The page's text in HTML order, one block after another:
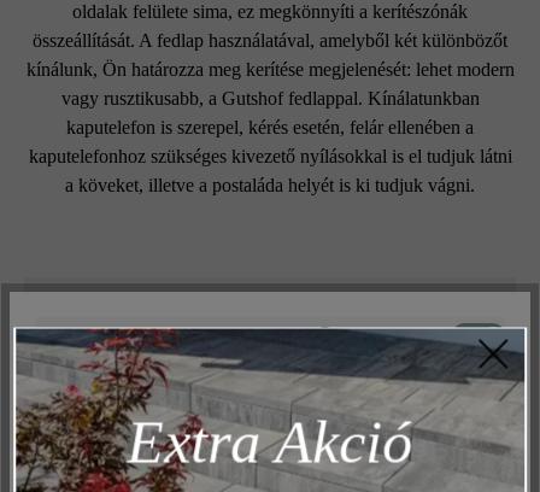
oldalak felülete sima, ez megkönnyíti a kerítészónák
összeállítását. A fedlap használatával, amelyből két különbözőt
kínálunk, Ön határozza meg kerítése megjelenését: lehet modern
vagy rusztikusabb, a Gutshof fedlappal. Kínálatunkban
kaputelefon is szerepel, kérés esetén, felár ellenében a
kaputelefonhoz szükséges kivezető nyílásokkal is el tudjuk látni
a köveket, illetve a postaláda helyét is ki tudjuk vágni.
struktúrált
Szín:
homoksárga
Műszakilag és működéshez szükséges Aktív
Marketing Inaktív
Elemzés Inaktív
Kényelem (weboldal működése) Inaktív
Extra Akció